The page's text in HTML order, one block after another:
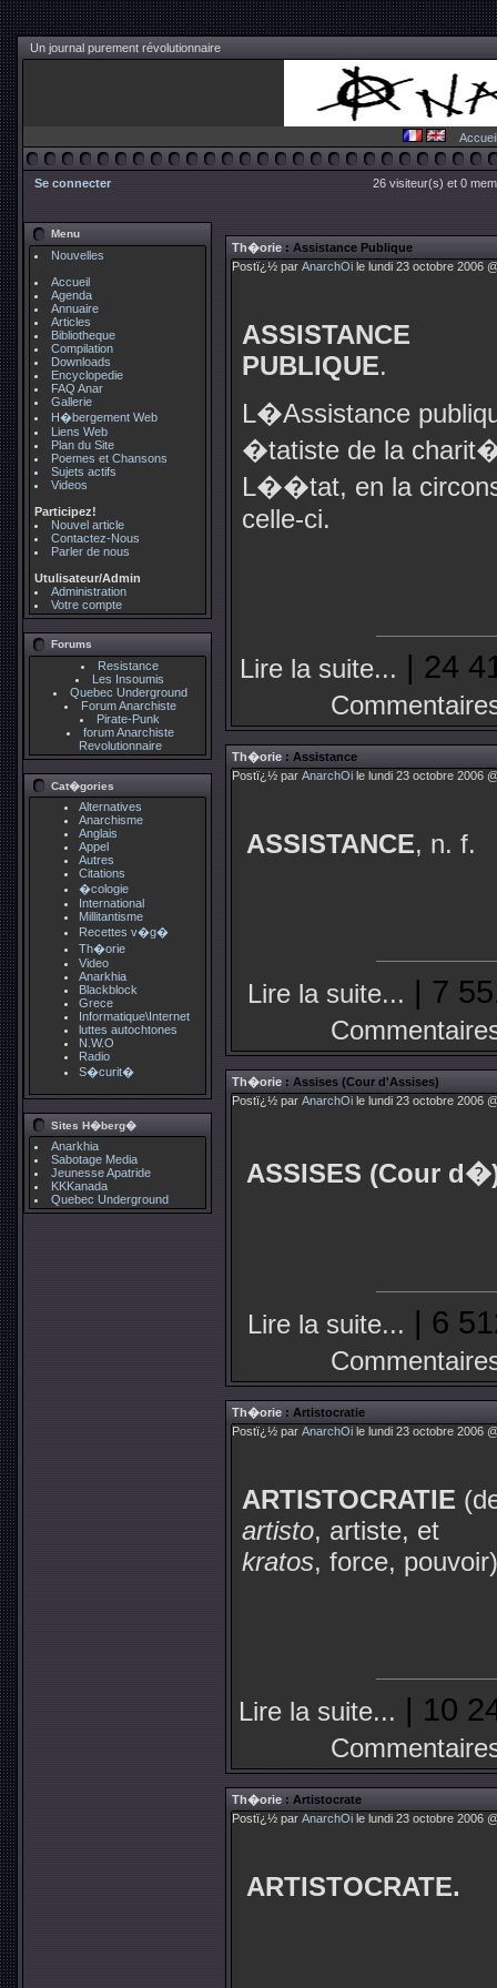
Un journal purement révolutionnaire
Accueil
Se connecter 26 visiteur(s) et 0
Menu
Nouvelles
Accueil
Agenda
Annuaire
Articles
Bibliotheque
Compilation
Downloads
Encyclopedie
FAQ Anar
Gallerie
H�bergement Web
Liens Web
Plan du Site
Poemes et Chansons
Sujets actifs
Videos
Participez!
Nouvel article
Contactez-Nous
Parler de nous
Utulisateur/Admin
Administration
Votre compte
Forums
Resistance
Les Insoumis
Quebec Underground
Forum Anarchiste
Pirate-Punk
forum Anarchiste
Revolutionnaire
Cat�gories
Alternatives
Anarchisme
Anglais
Appel
Autres
Citations
�cologie
International
Millitantisme
Recettes v�g�
Th�orie
Video
Anarkhia
Blackblock
Grece
Informatique\Internet
luttes autochtones
N.W.O
Radio
S�curit�
Sites H�berg�
Anarkhia
Sabotage Media
Jeunesse Apatride
KKKanada
Quebec Underground
Th�orie : Assistance Publique
Postï¿½ par AnarchOi le lundi 23 octobre 2006
ASSISTANCE
PUBLIQUE.
L�Assistance
�tatiste de la
L��tat, en la
celle-ci.
Lire la suite... | 24
Th�orie : Assistance
Postï¿½ par AnarchOi le lundi 23 octobre 2006
ASSISTANCE, n. f.
Lire la suite... | 7
Th�orie : Assises (Cour d'Assises)
Postï¿½ par AnarchOi le lundi 23 octobre 2006
ASSISES (Cour
Lire la suite... | 6
Th�orie : Artistocratie
Postï¿½ par AnarchOi le lundi 23 octobre 2006
ARTISTOCRATIE
artisto, artiste, et
kratos, force,
Lire la suite... | 10
Th�orie : Artistocrate
Postï¿½ par AnarchOi le lundi 23 octobre 2006
ARTISTOCRATE.